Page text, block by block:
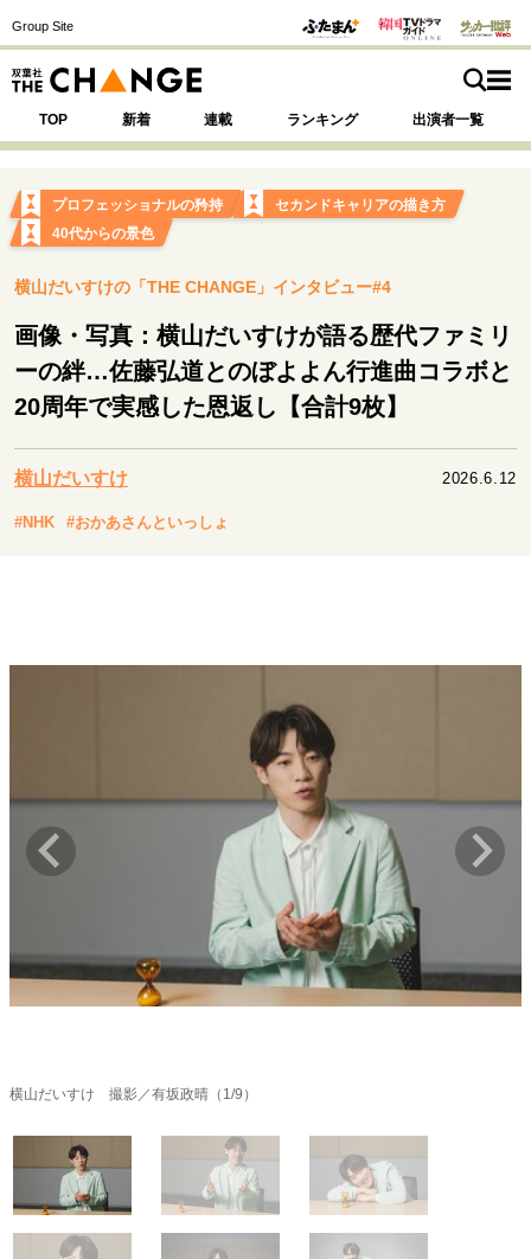
Group Site
TOP 新着 連載 ランキング 出演者一覧
サイトの核・哲学
運命を変えた出会い 決断の裏側
挫折からの再起
未知への挑戦
プロフェッショナルの矜持
表現者の葛藤
人生が動いた日 10代の挫折と原点
変革の原動力
トップが描く未来
一流のルーティン
20代の現在地
忘れられない言葉
10代・20代の土台
40代からの景色 50代のリアル
病が教えてくれたこと
熱狂できるもの
一生モノの愛用品
私を彩るエッセンス
60代のネクストステージ
70代のグランドデザイン
プロフェッショナルの矜持
セカンドキャリアの描き方
40代からの景色
横山だいすけの「THE CHANGE」インタビュー#4
画像・写真：横山だいすけが語る歴代ファミリ
ーの絆…佐藤弘道とのぼよよん行進曲コラボと
20周年で実感した恩返し【合計9枚】
横山だいすけ 2026.6.12
#NHK #おかあさんといっしょ
横山だいすけ 撮影／有坂政晴（1/9）